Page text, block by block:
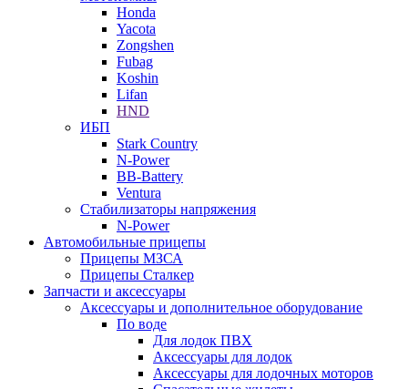
Honda
Yacota
Zongshen
Fubag
Koshin
Lifan
HND
ИБП
Stark Country
N-Power
BB-Battery
Ventura
Стабилизаторы напряжения
N-Power
Автомобильные прицепы
Прицепы МЗСА
Прицепы Сталкер
Запчасти и аксессуары
Аксессуары и дополнительное оборудование
По воде
Для лодок ПВХ
Аксессуары для лодок
Аксессуары для лодочных моторов